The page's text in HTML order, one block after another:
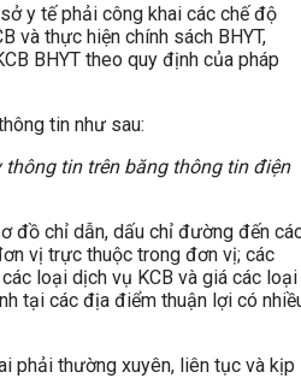
y tế phải công khai các chế độ
và thực hiện chính sách BHYT,
BHYT theo quy định của pháp
tin như sau:
thông tin trên băng thông tin điện
đồ chỉ dẫn, dấu chỉ đường đến
vị trực thuộc trong đơn vị; các
loại dịch vụ KCB và giá các loại
tại các địa điểm thuận lợi có
phải thường xuyên, liên tục và kịp